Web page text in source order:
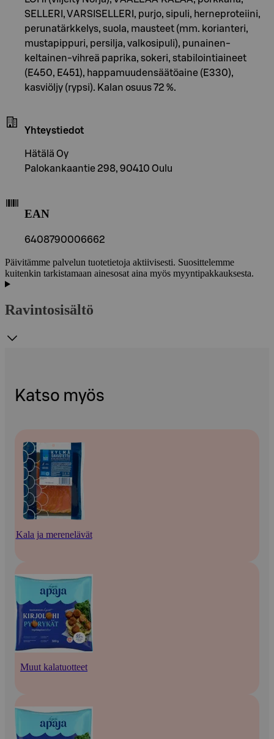
SELLERI, VARSISELLERI, purjo, sipuli, herneproteiini,
perunatärkkelys, suola, mausteet (mm. korianteri,
mustapippuri, persilja, valkosipuli), punainen-
keltainen-vihreä paprika, sokeri, stabilointiaineet
(E450, E451), happamuudensäätöaine (E330),
kasviöljy (rypsi). Kalan osuus 72 %.
Yhteystiedot
Hätälä Oy
Palokankaantie 298, 90410 Oulu
EAN
6408790006662
Päivitämme palvelun tuotetietoja aktiivisesti. Suosittelemme
kuitenkin tarkistamaan ainesosat aina myös myyntipakkauksesta.
Ravintosisältö
Katso myös
Kala ja merenelävät
Muut kalatuotteet